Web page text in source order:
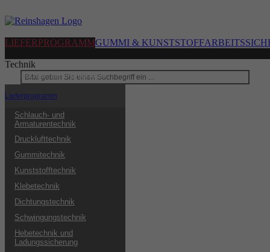
LIEFERPROGRAMMGUMMI & KUNSTSTOFF
Technik
Sie sind hier: Lieferprogramm
Lieferprogramm
Schlauch- und
Armaturentechnik
Drucklufttechnik
Gummitechnik
Kunststofftechnik
Klebetechnik
Dichtungstechnik
Schwingungstechnik
Hebetechnik und
Ladungssicherung